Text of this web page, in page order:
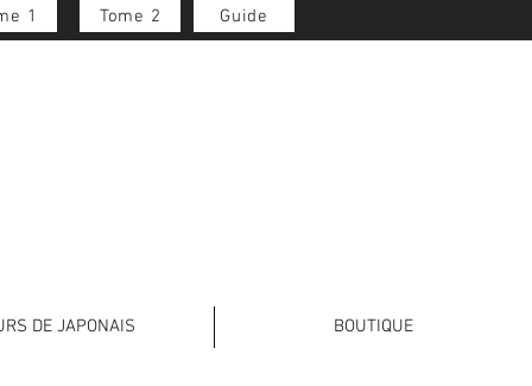
1 Tome 2 Guide
DE JAPONAIS BOUTIQUE